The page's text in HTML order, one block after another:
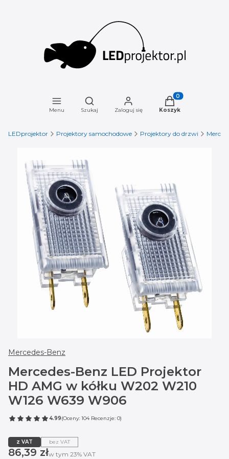
Menu
Otwórz wyszukiwarkę
Szukaj Zaloguj się
Produkty w
Koszyk
LEDprojektor Projektory samochodowe Projektory do drzwi
Mercedes-Benz
Mercedes-Benz LED Projektor
HD AMG w kółku W202 W210
W126 W639 W906
4.99(Oceny: 104 Recenzje: 0)
z VAT bez VAT
Cena
86,39 złw tym 23% VAT
w tym 23% VAT